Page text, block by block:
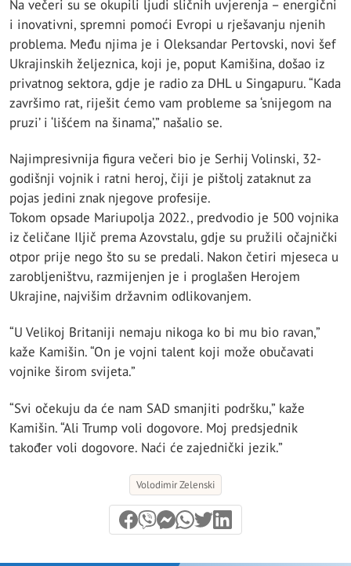
Na večeri su se okupili ljudi sličnih uvjerenja – energični
i inovativni, spremni pomoći Evropi u rješavanju njenih
problema. Među njima je i Oleksandar Pertovski, novi šef
Ukrajinskih željeznica, koji je, poput Kamišina, došao iz
privatnog sektora, gdje je radio za DHL u Singapuru. “Kada
završimo rat, riješit ćemo vam probleme sa ‘snijegom na
pruzi’ i ‘lišćem na šinama’,” našalio se.
Najimpresivnija figura večeri bio je Serhij Volinski, 32-
godišnji vojnik i ratni heroj, čiji je pištolj zataknut za
pojas jedini znak njegove profesije.
Tokom opsade Mariupolja 2022., predvodio je 500 vojnika
iz čeličane Iljič prema Azovstalu, gdje su pružili očajnički
otpor prije nego što su se predali. Nakon četiri mjeseca u
zarobljeništvu, razmijenjen je i proglašen Herojem
Ukrajine, najvišim državnim odlikovanjem.
“U Velikoj Britaniji nemaju nikoga ko bi mu bio ravan,”
kaže Kamišin. “On je vojni talent koji može obučavati
vojnike širom svijeta.”
“Svi očekuju da će nam SAD smanjiti podršku,” kaže
Kamišin. “Ali Trump voli dogovore. Moj predsjednik
također voli dogovore. Naći će zajednički jezik.”
Volodimir Zelenski